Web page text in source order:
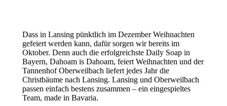
Dass in Lansing pünktlich im Dezember Weihnachten
gefeiert werden kann, dafür sorgen wir bereits im
Oktober. Denn auch die erfolgreichste Daily Soap in
Bayern, Dahoam is Dahoam, feiert Weihnachten und der
Tannenhof Oberweilbach liefert jedes Jahr die
Christbäume nach Lansing. Lansing und Oberweilbach
passen einfach bestens zusammen – ein eingespieltes
Team, made in Bavaria.